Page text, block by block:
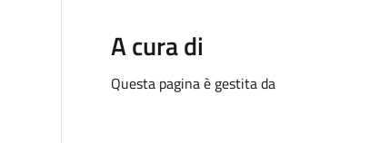
A cura di
Questa pagina è gestita da